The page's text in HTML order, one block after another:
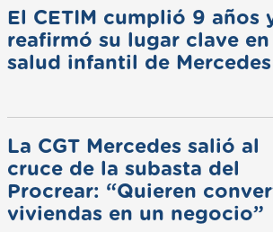
El CETIM cumplió 9 años
reafirmó su lugar clave en
salud infantil de Mercedes
La CGT Mercedes salió al
cruce de la subasta del
Procrear: “Quieren
viviendas en un negocio”